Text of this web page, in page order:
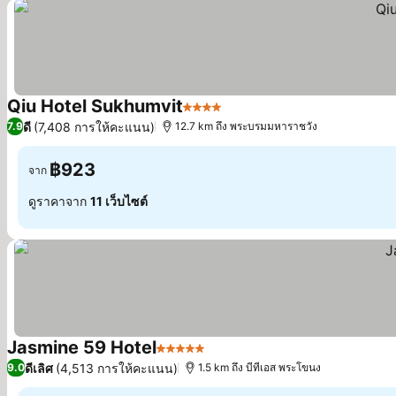
Qiu Hotel Sukhumvit4 ดาว
7.9ดี (7,408 การให้คะแนน) 12.7 km ถึง พระบรมมหาราชวัง
จาก ฿923
ดูราคาจาก 11 เว็บไซต์
Jasmine 59 Hotel5 ดาว
9.0ดีเลิศ (4,513 การให้คะแนน) 1.5 km ถึง บีทีเอส พระโขนง